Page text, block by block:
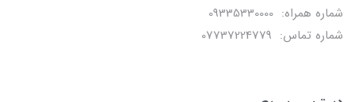
شماره همراه: 09335330000
شماره تماس: 07737224779